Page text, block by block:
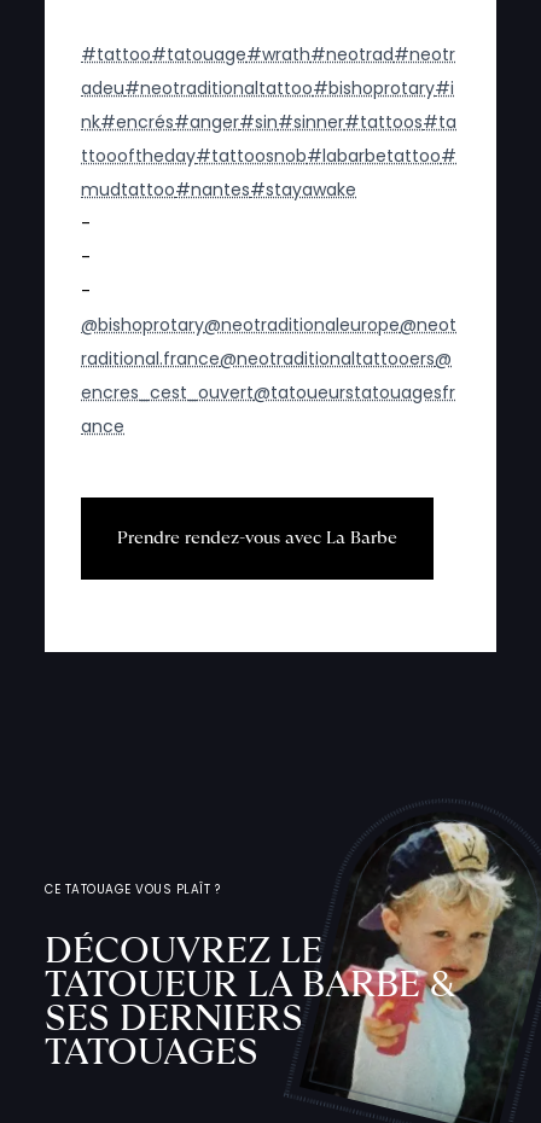
#tattoo#tatouage#wrath#neotrad#neotr
adeu#neotraditionaltattoo#bishoprotary#i
nk#encrés#anger#sin#sinner#tattoos#ta
ttoooftheday#tattoosnob#labarbetattoo#
mudtattoo#nantes#stayawake
-
-
-
@bishoprotary@neotraditionaleurope@neot
raditional.france@neotraditionaltattooers@
encres_cest_ouvert@tatoueurstatouagesfr
ance
Prendre rendez-vous avec La Barbe
CE TATOUAGE VOUS PLAÎT ?
DÉCOUVREZ LE
TATOUEUR LA BARBE &
SES DERNIERS
TATOUAGES